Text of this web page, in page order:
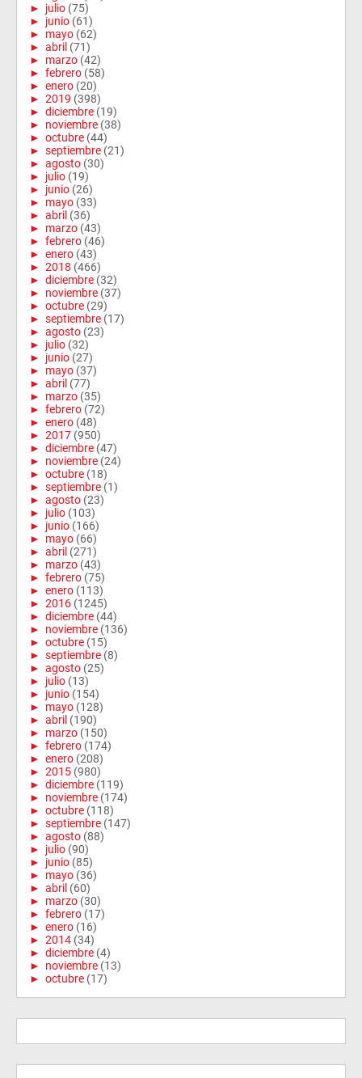
► julio (75)
► junio (61)
► mayo (62)
► abril (71)
► marzo (42)
► febrero (58)
► enero (20)
► 2019 (398)
► diciembre (19)
► noviembre (38)
► octubre (44)
► septiembre (21)
► agosto (30)
► julio (19)
► junio (26)
► mayo (33)
► abril (36)
► marzo (43)
► febrero (46)
► enero (43)
► 2018 (466)
► diciembre (32)
► noviembre (37)
► octubre (29)
► septiembre (17)
► agosto (23)
► julio (32)
► junio (27)
► mayo (37)
► abril (77)
► marzo (35)
► febrero (72)
► enero (48)
► 2017 (950)
► diciembre (47)
► noviembre (24)
► octubre (18)
► septiembre (1)
► agosto (23)
► julio (103)
► junio (166)
► mayo (66)
► abril (271)
► marzo (43)
► febrero (75)
► enero (113)
► 2016 (1245)
► diciembre (44)
► noviembre (136)
► octubre (15)
► septiembre (8)
► agosto (25)
► julio (13)
► junio (154)
► mayo (128)
► abril (190)
► marzo (150)
► febrero (174)
► enero (208)
► 2015 (980)
► diciembre (119)
► noviembre (174)
► octubre (118)
► septiembre (147)
► agosto (88)
► julio (90)
► junio (85)
► mayo (36)
► abril (60)
► marzo (30)
► febrero (17)
► enero (16)
► 2014 (34)
► diciembre (4)
► noviembre (13)
► octubre (17)